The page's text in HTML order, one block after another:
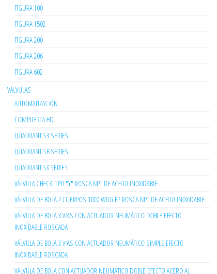
FIGURA 100
FIGURA 1502
FIGURA 200
FIGURA 206
FIGURA 602
VÁLVULAS
AUTOMATIZACIÓN
COMPUERTA HD
QUADRANT S3 SERIES
QUADRANT SB SERIES
QUADRANT SX SERIES
VÁLVULA CHECK TIPO "Y" ROSCA NPT DE ACERO INOXIDABLE
VÁLVULA DE BOLA 2 CUERPOS 1000 WOG FP ROSCA NPT DE ACERO INOXIDABLE
VÁLVULA DE BOLA 3 VIAS CON ACTUADOR NEUMÁTICO DOBLE EFECTO
INOXIDABLE ROSCADA
VÁLVULA DE BOLA 3 VIAS CON ACTUADOR NEUMÁTICO SIMPLE EFECTO
INOXIDABLE ROSCADA
VÁLVULA DE BOLA CON ACTUADOR NEUMÁTICO DOBLE EFECTO ACERO AL